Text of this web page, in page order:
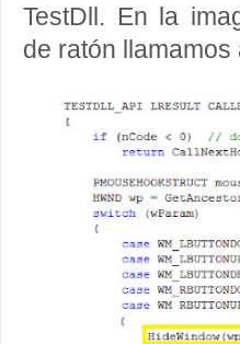
TestDll. En la
de ratón